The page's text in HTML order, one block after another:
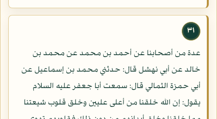
٣١
عدة من أصحابنا عن أحمد بن محمد عن محمد بن
خالد عن أبي نهشل قال: حدثني محمد بن إسماعيل عن
أبي حمزة الثمالي قال: سمعت أبا جعفر عليه السلام
يقول: إن الله خلقنا من أعلى عليين وخلق قلوب شيعتنا